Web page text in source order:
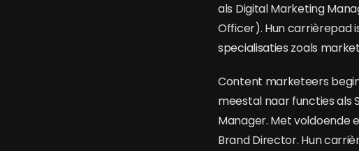
als Digital Marketing
Officer). Hun carrièrepad
specialisaties zoals
Content marketeers
meestal naar functies als
Manager. Met voldoende
Brand Director. Hun